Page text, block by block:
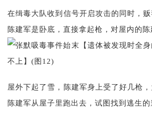
在缉毒大队收到信号开启攻击的同时，
陈建军是卧底，直接拿起枪，对屋内的陈
屋外下起了雪，陈建军身上受了好几枪，
陈建军从屋子里跑出去，试图找到逃生的